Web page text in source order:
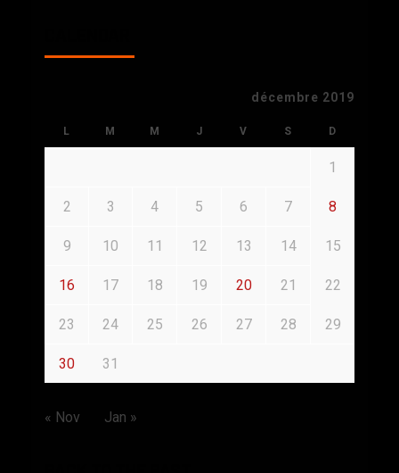
décembre 2019
L M M J V S D
1
2 3 4 5 6 7 8
9 10 11 12 13 14 15
16 17 18 19 20 21 22
23 24 25 26 27 28 29
30 31
« Nov Jan »